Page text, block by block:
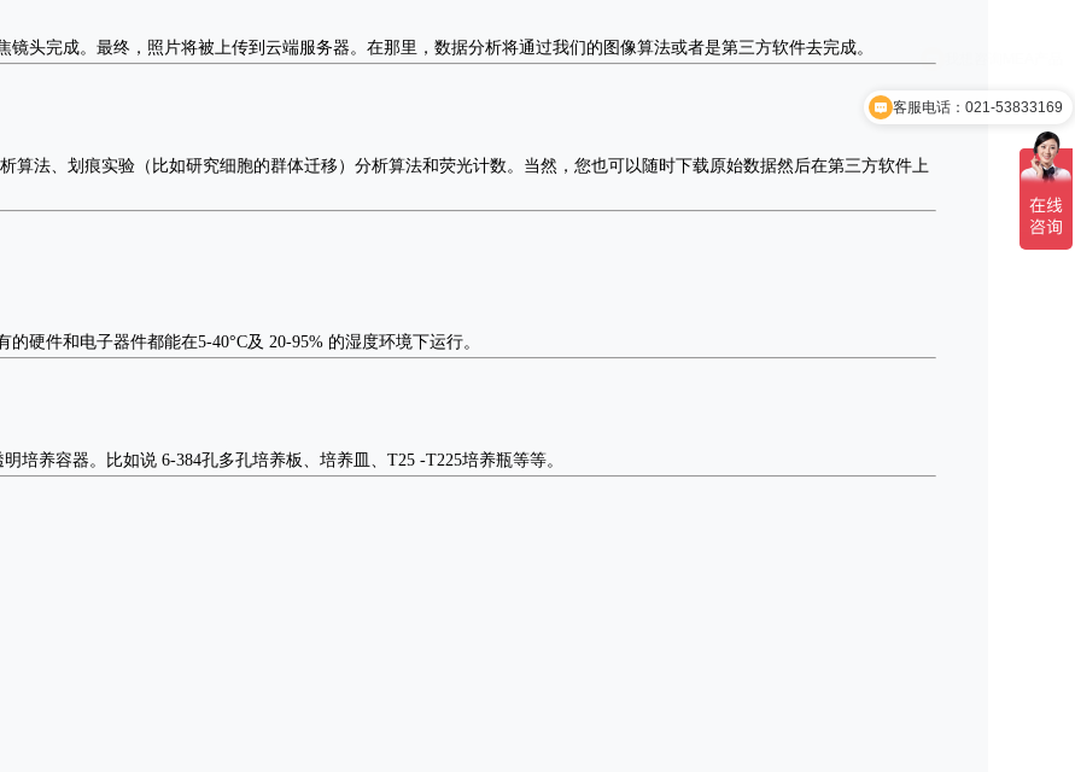
头完成。最终，照片将被上传到云端服务器。在那里，数据分析将通过我们的图像算法或者是第三方软件去完成。
算法、划痕实验（比如研究细胞的群体迁移）分析算法和荧光计数。当然，您也可以随时下载原始数据然后在第三方软件上
硬件和电子器件都能在5-40°C及 20-95% 的湿度环境下运行。
培养容器。比如说 6-384孔多孔培养板、培养皿、T25 -T225培养瓶等等。
客服电话：021-53833169